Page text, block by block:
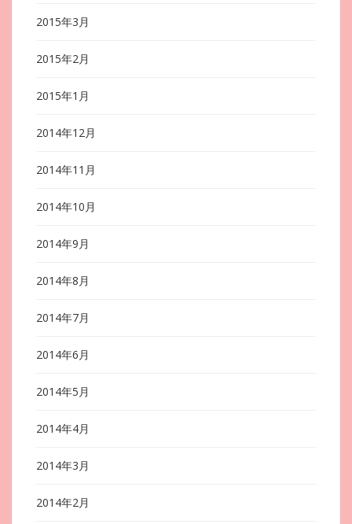
2015年3月
2015年2月
2015年1月
2014年12月
2014年11月
2014年10月
2014年9月
2014年8月
2014年7月
2014年6月
2014年5月
2014年4月
2014年3月
2014年2月